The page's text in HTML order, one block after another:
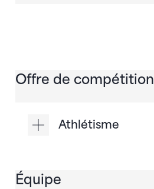
Offre de compétition
Athlétisme
Équipe